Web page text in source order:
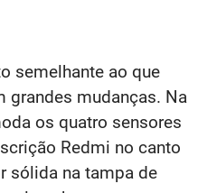
semelhante ao que
grandes mudanças. Na
os quatro sensores
Redmi no canto
sólida na tampa de